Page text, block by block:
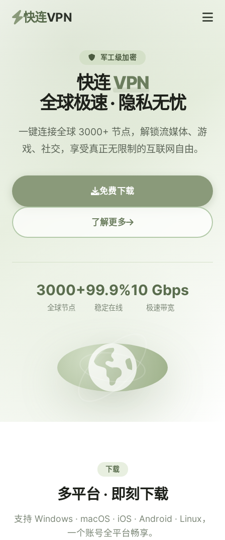
快连VPN
军工级加密
快连VPN
全球极速 · 隐私无忧
一键连接全球 3000+ 节点，解锁流媒体、游
戏、社交，享受真正无限制的互联网自由。
免费下载
了解更多
3000+
全球节点
99.9%
稳定在线
10 Gbps
极速带宽
下载
多平台 · 即刻下载
支持 Windows · macOS · iOS · Android · Linux，
一个账号全平台畅享。